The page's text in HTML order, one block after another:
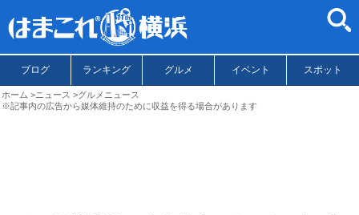
ブログ ランキング グルメ イベント スポット
ホーム ニュース
グルメニュース
※記事内の広告から媒体維持のために収益を得る場合があります